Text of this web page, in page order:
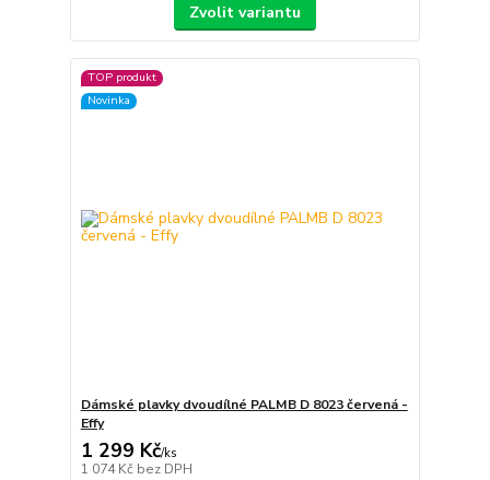
Zvolit variantu
TOP produkt
Novinka
Dámské plavky dvoudílné PALMB D 8023 červená -
Effy
1 299 Kč/ks
1 074 Kč bez DPH